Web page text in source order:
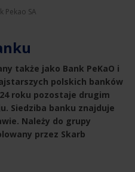
Pekao SA
także jako Bank PeKaO i
polskich banków
roku pozostaje drugim
Siedziba banku znajduje
Należy do grupy
przez Skarb